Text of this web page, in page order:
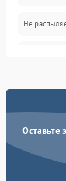
Не
Проблемы
Не
Сбои в
Оставьте